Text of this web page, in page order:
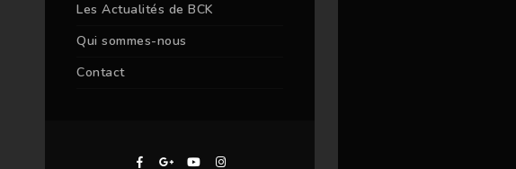
Les Actualités de BCK
Qui sommes-nous
Contact